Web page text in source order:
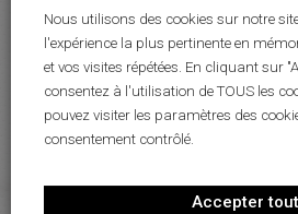
MÉDIAS
RECRUTEMENT
CONTACT
Nous utilisons des cookies sur notre
l'expérience la plus pertinente en
et vos visites répétées. En cliquant sur
consentez à l'utilisation de TOUS les
pouvez visiter les paramètres des
consentement contrôlé.
Accepter tout